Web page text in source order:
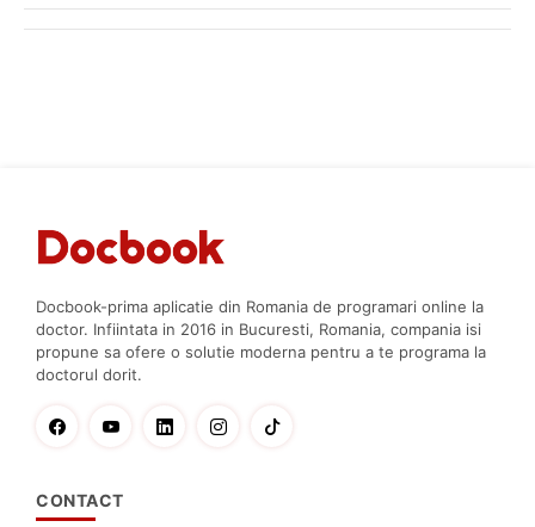
Docbook-prima aplicatie din Romania de programari online la
doctor. Infiintata in 2016 in Bucuresti, Romania, compania isi
propune sa ofere o solutie moderna pentru a te programa la
doctorul dorit.
CONTACT